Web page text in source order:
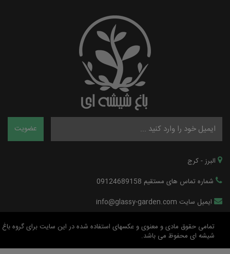
البرز - کرج
شماره تماس های مستقیم 09124689158
ایمیل سایت info@glassy-garden.com
تمامی حقوق مادی و معنوی و عکسهای استفاده شده در این سایت برای گروه باغ
شیشه ای محفوظ می باشد.